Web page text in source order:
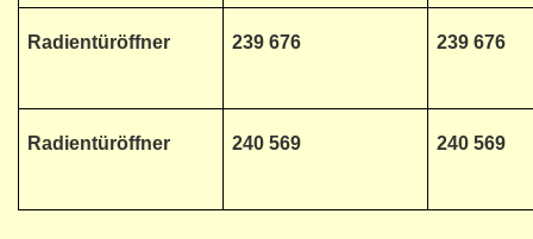
Radientüröffner 239 676 239 676
Radientüröffner 240 569 240 569